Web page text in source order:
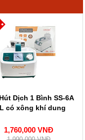
Dịch 1 Bình SS-6A
có xông khí dung
1,760,000 VNĐ